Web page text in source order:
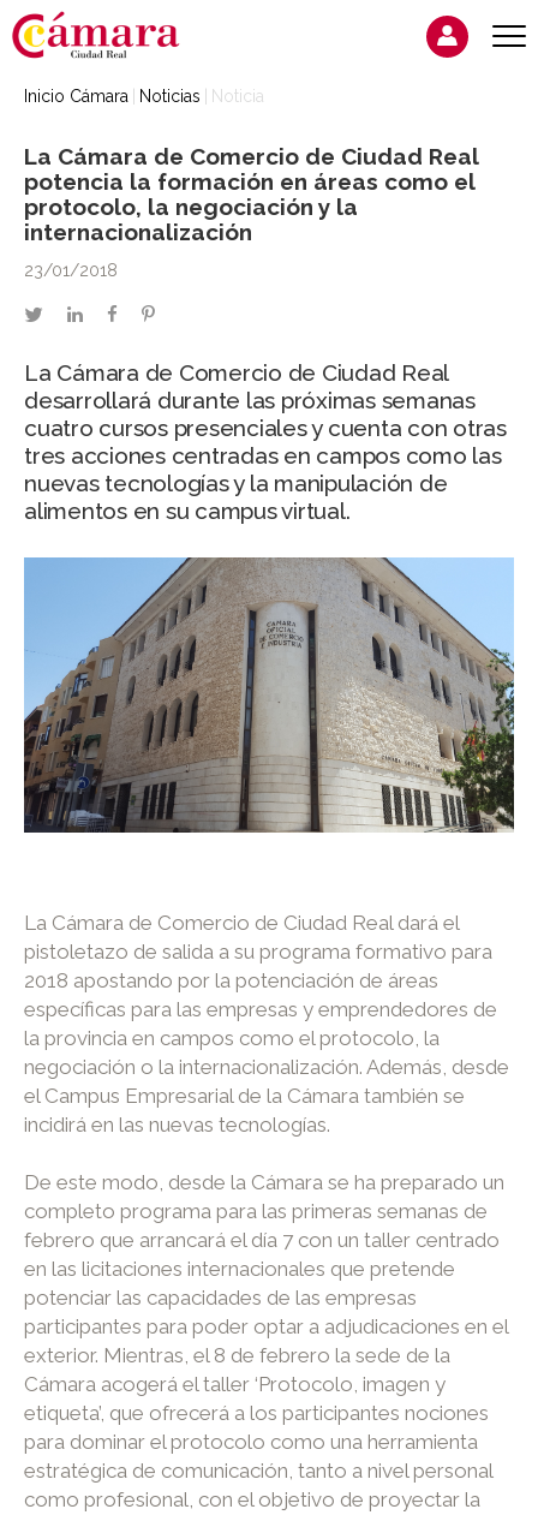
Inicio Cámara Noticias Noticia
La Cámara de Comercio de Ciudad Real
potencia la formación en áreas como el
protocolo, la negociación y la
internacionalización
23/01/2018
twitterlinkedinfacebookpinterest
La Cámara de Comercio de Ciudad Real
desarrollará durante las próximas semanas
cuatro cursos presenciales y cuenta con otras
tres acciones centradas en campos como las
nuevas tecnologías y la manipulación de
alimentos en su campus virtual.
La Cámara de Comercio de Ciudad Real dará el
pistoletazo de salida a su programa formativo para
2018 apostando por la potenciación de áreas
específicas para las empresas y emprendedores de
la provincia en campos como el protocolo, la
negociación o la internacionalización. Además, desde
el Campus Empresarial de la Cámara también se
incidirá en las nuevas tecnologías.
De este modo, desde la Cámara se ha preparado un
completo programa para las primeras semanas de
febrero que arrancará el día 7 con un taller centrado
en las licitaciones internacionales que pretende
potenciar las capacidades de las empresas
participantes para poder optar a adjudicaciones en el
exterior. Mientras, el 8 de febrero la sede de la
Cámara acogerá el taller ‘Protocolo, imagen y
etiqueta’, que ofrecerá a los participantes nociones
para dominar el protocolo como una herramienta
estratégica de comunicación, tanto a nivel personal
como profesional, con el objetivo de proyectar la